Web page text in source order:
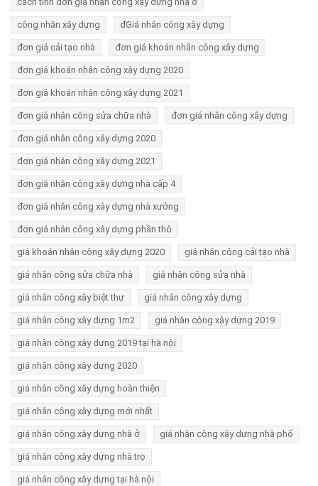
công nhân xây dựng đGiá nhân công xây dựng
đơn giá cải tạo nhà đơn giá khoán nhân công xây dựng
đơn giá khoán nhân công xây dựng 2020
đơn giá khoán nhân công xây dựng 2021
đơn giá nhân công sửa chữa nhà đơn giá nhân công xây dựng
đơn giá nhân công xây dựng 2020
đơn giá nhân công xây dựng 2021
đơn giá nhân công xây dựng nhà cấp 4
đơn giá nhân công xây dựng nhà xưởng
đơn giá nhân công xây dựng phần thô
giá khoán nhân công xây dựng 2020 giá nhân công cải tạo nhà
giá nhân công sửa chữa nhà giá nhân công sửa nhà
giá nhân công xây biệt thự giá nhân công xây dựng
giá nhân công xây dựng 1m2 giá nhân công xây dựng 2019
giá nhân công xây dựng 2019 tại hà nội
giá nhân công xây dựng 2020
giá nhân công xây dựng hoàn thiện
giá nhân công xây dựng mới nhất
giá nhân công xây dựng nhà ở giá nhân công xây dựng nhà phố
giá nhân công xây dựng nhà trọ
giá nhân công xây dựng tại hà nội